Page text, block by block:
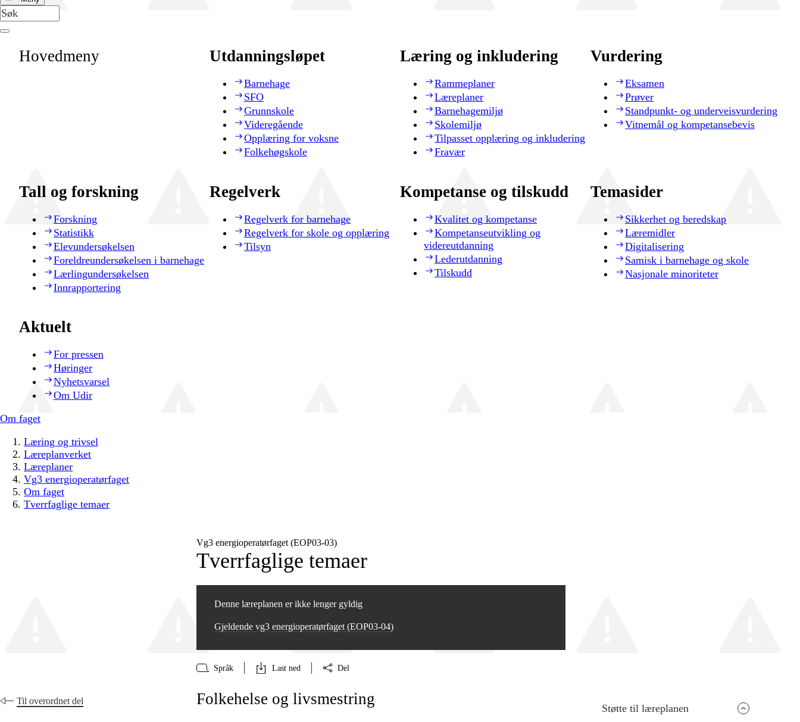
Hovedmeny Utdanningsløpet
Barnehage
SFO
Grunnskole
Videregående
Opplæring for voksne
Folkehøgskole
Læring og inkludering
Rammeplaner
Læreplaner
Barnehagemiljø
Skolemiljø
Tilpasset opplæring og inkludering
Fravær
Vurdering
Eksamen
Prøver
Standpunkt- og underveisvurdering
Vitnemål og kompetansebevis
Tall og forskning
Forskning
Statistikk
Elevundersøkelsen
Foreldreundersøkelsen i barnehage
Lærlingundersøkelsen
Innrapportering
Regelverk
Regelverk for barnehage
Regelverk for skole og opplæring
Tilsyn
Kompetanse og tilskudd
Kvalitet og kompetanse
Kompetanseutvikling og
videreutdanning
Lederutdanning
Tilskudd
Temasider
Sikkerhet og beredskap
Læremidler
Digitalisering
Samisk i barnehage og skole
Nasjonale minoriteter
Aktuelt
For pressen
Høringer
Nyhetsvarsel
Om Udir
Om faget
Læring og trivsel
Læreplanverket
Læreplaner
Vg3 energioperatørfaget
Om faget
Tverrfaglige temaer
Vg3 energioperatørfaget (EOP03‑03)
Tverrfaglige temaer
Denne læreplanen er ikke lenger gyldig
Gjeldende vg3 energioperatørfaget (EOP03‑04)
Språk Last ned Del
Til overordnet del
Støtte til læreplanen
Folkehelse og livsmestring